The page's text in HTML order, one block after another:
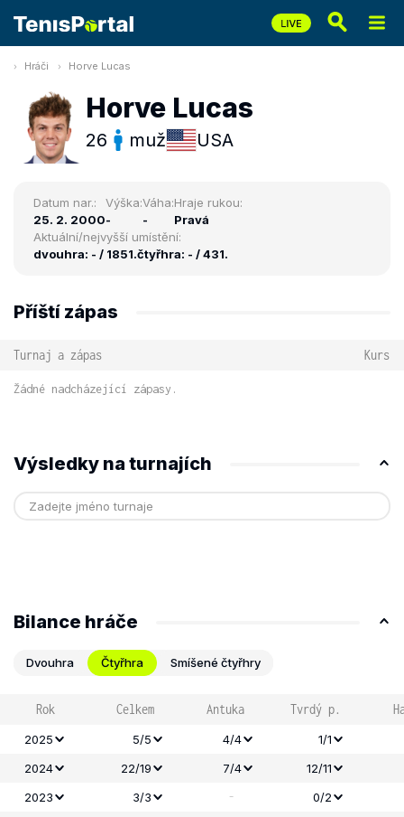
Hráči Horve Lucas
Horve Lucas
26 muž USA
Datum nar.:
25. 2. 2000
Výška:
-
Váha:
-
Hraje rukou:
Pravá
Aktuální/nejvyšší umístění:
dvouhra: - / 1851.čtyřhra: - / 431.
Příští zápas
Turnaj a zápas Kurs
Žádné nadcházející zápasy.
Výsledky na turnajích
Bilance hráče
Dvouhra Čtyřhra Smíšené čtyřhry
Rok Celkem Antuka Tvrdý p.
2025 5/5 4/4
1/1
2024
22/19 7/4 12/11
2023
3/3 -
0/2